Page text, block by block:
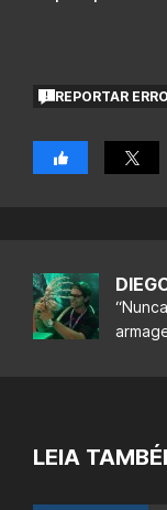
REPORTAR ERRO
LEIA